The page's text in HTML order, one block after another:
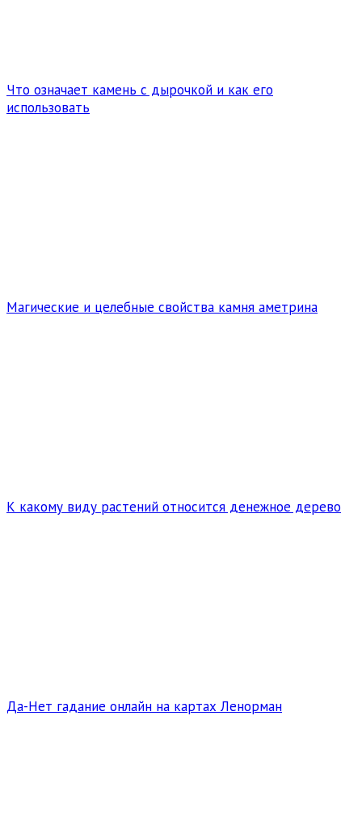
Что означает камень с дырочкой и как его
использовать
Магические и целебные свойства камня аметрина
К какому виду растений относится денежное дерево
Да-Нет гадание онлайн на картах Ленорман